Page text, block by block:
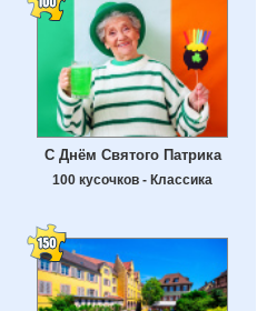
С Днём Святого Патрика
100 кусочков - Классика